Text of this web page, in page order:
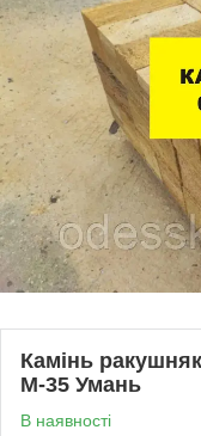
Камінь
М-35 Умань
В наявності